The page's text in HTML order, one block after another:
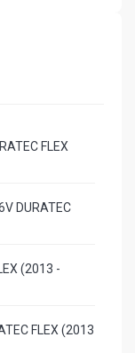
FLEX
DURATEC
(2013 -
FLEX (2013